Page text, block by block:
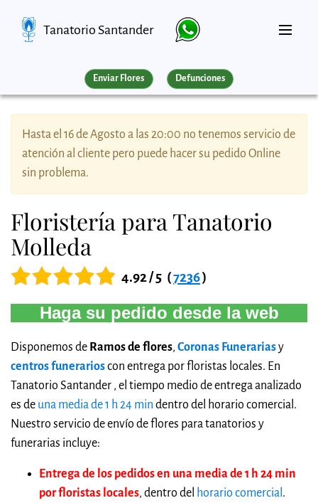
Tanatorio Santander
Enviar Flores Defunciones
Hasta el 16 de Agosto a las 20:00 no tenemos servicio de
atención al cliente pero puede hacer su pedido Online
sin problema.
Floristería para Tanatorio
Molleda
4.92 / 5 (7236)
Haga su pedido desde la web
Disponemos de Ramos de flores, Coronas Funerariasy
centros funerarioscon entrega por floristas locales. En
Tanatorio Santander , el tiempo medio de entrega analizado
es de una media de 1 h 24 min dentro del horario comercial.
Nuestro servicio de envío de flores para tanatorios y
funerarias incluye:
Entrega de los pedidos en una media de 1 h 24 min
por floristas locales, dentro del horario comercial .